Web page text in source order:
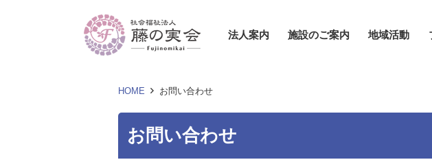
法人案内 施設のご案内 地域活動
HOME お問い合わせ
お問い合わせ